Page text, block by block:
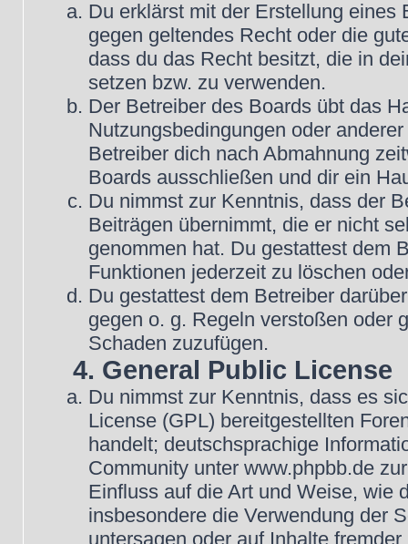
Du erklärst mit der Erstellung eines
gegen geltendes Recht oder die
dass du das Recht besitzt, die in
setzen bzw. zu verwenden.
Der Betreiber des Boards übt das
Nutzungsbedingungen oder
Betreiber dich nach Abmahnung
Boards ausschließen und dir ein
Du nimmst zur Kenntnis, dass der
Beiträgen übernimmt, die er nicht
genommen hat. Du gestattest dem
Funktionen jederzeit zu löschen
Du gestattest dem Betreiber
gegen o. g. Regeln verstoßen oder
Schaden zuzufügen.
4. General Public License
Du nimmst zur Kenntnis, dass es
License (GPL) bereitgestellten
handelt; deutschsprachige
Community unter www.phpbb.de
Einfluss auf die Art und Weise, wie
insbesondere die Verwendung der
untersagen oder auf Inhalte